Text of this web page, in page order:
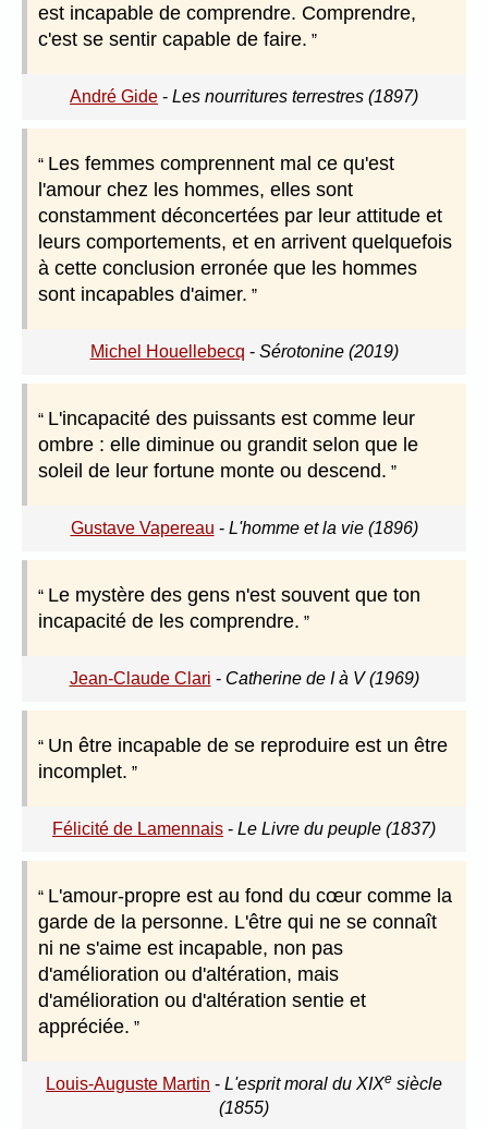
est incapable de comprendre. Comprendre,
c'est se sentir capable de faire.
André Gide - Les nourritures terrestres (1897)
Les femmes comprennent mal ce qu'est
l'amour chez les hommes, elles sont
constamment déconcertées par leur attitude et
leurs comportements, et en arrivent quelquefois
à cette conclusion erronée que les hommes
sont incapables d'aimer.
Michel Houellebecq - Sérotonine (2019)
L'incapacité des puissants est comme leur
ombre : elle diminue ou grandit selon que le
soleil de leur fortune monte ou descend.
Gustave Vapereau - L'homme et la vie (1896)
Le mystère des gens n'est souvent que ton
incapacité de les comprendre.
Jean-Claude Clari - Catherine de I à V (1969)
Un être incapable de se reproduire est un être
incomplet.
Félicité de Lamennais - Le Livre du peuple (1837)
L'amour-propre est au fond du cœur comme la
garde de la personne. L'être qui ne se connaît
ni ne s'aime est incapable, non pas
d'amélioration ou d'altération, mais
d'amélioration ou d'altération sentie et
appréciée.
Louis-Auguste Martin - L'esprit moral du XIXe siècle
(1855)